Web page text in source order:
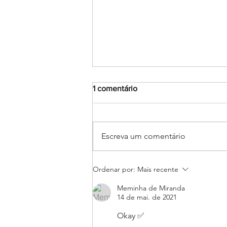
Judô rumo ao JEBs e aos
Jogos da Juventude: Alunas
do Salesiano Recife estão
classificadas para etapas
1 comentário
Escreva um comentário
Ordenar por: Mais recente
Meminha de Miranda
14 de mai. de 2021
Okay ✅